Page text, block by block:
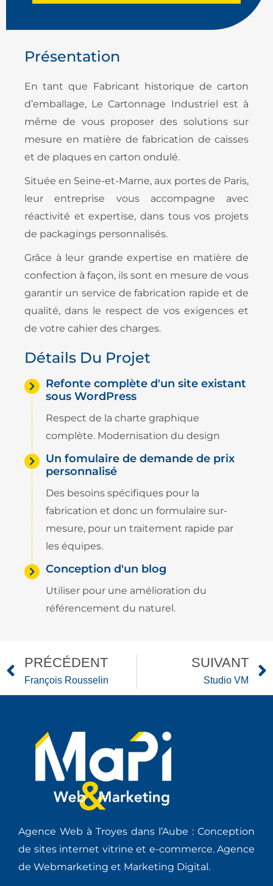
Présentation
En tant que Fabricant historique de carton
d’emballage, Le Cartonnage Industriel est à
même de vous proposer des solutions sur
mesure en matière de fabrication de caisses
et de plaques en carton ondulé.
Située en Seine-et-Marne, aux portes de Paris,
leur entreprise vous accompagne avec
réactivité et expertise, dans tous vos projets
de packagings personnalisés.
Grâce à leur grande expertise en matière de
confection à façon, ils sont en mesure de vous
garantir un service de fabrication rapide et de
qualité, dans le respect de vos exigences et
de votre cahier des charges.
Détails Du Projet
Refonte complète d'un site existant
sous WordPress
Respect de la charte graphique
complète. Modernisation du design
Un fomulaire de demande de prix
personnalisé
Des besoins spécifiques pour la
fabrication et donc un formulaire sur-
mesure, pour un traitement rapide par
les équipes.
Conception d'un blog
Utiliser pour une amélioration du
référencement du naturel.
PRÉCÉDENT
François Rousselin
SUIVANT
Studio VM
Agence Web à Troyes dans l’Aube : Conception
de sites internet vitrine et e-commerce. Agence
de Webmarketing et Marketing Digital.